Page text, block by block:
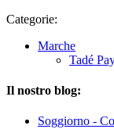
Categorie:
Marche
Tadé
Il nostro blog:
Soggiorno -